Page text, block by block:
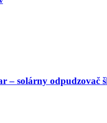
– solárny odpudzovač